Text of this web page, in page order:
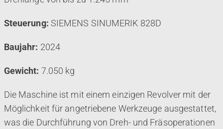
Steuerung: SIEMENS SINUMERIK 828D
Baujahr: 2024
Gewicht: 7.050 kg
Die Maschine ist mit einem einzigen Revolver mit der
Möglichkeit für angetriebene Werkzeuge ausgestattet,
was die Durchführung von Dreh- und Fräsoperationen